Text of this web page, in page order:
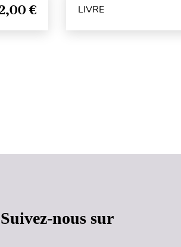
€ LIVRE
Suivez-nous sur